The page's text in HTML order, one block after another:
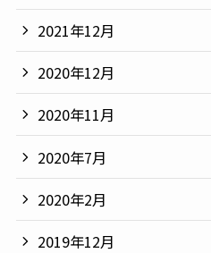
2021年12月
2020年12月
2020年11月
2020年7月
2020年2月
2019年12月